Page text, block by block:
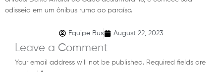
odisseia em um ônibus rumo ao paraíso.
Equipe Bus August 22, 2023
Leave a Comment
Your email address will not be published. Required fields are